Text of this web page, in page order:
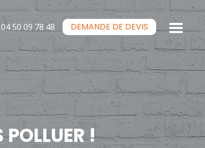
04 50 09 78 48 DEMANDE DE DEVIS
!